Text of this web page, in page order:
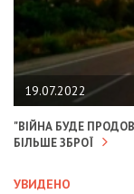
19.07.2022
"ВІЙНА БУДЕ
БІЛЬШЕ ЗБРОЇ
УВИДЕНО